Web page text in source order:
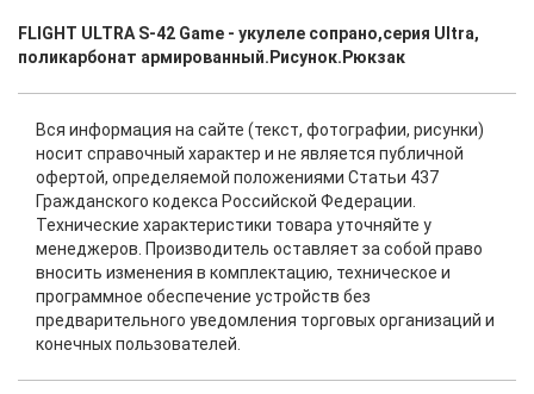
FLIGHT ULTRA S-42 Game - укулеле сопрано,серия Ultra,
поликарбонат армированный.Рисунок.Рюкзак
Вся информация на сайте (текст, фотографии, рисунки)
носит справочный характер и не является публичной
офертой, определяемой положениями Статьи 437
Гражданского кодекса Российской Федерации.
Технические характеристики товара уточняйте у
менеджеров. Производитель оставляет за собой право
вносить изменения в комплектацию, техническое и
программное обеспечение устройств без
предварительного уведомления торговых организаций и
конечных пользователей.